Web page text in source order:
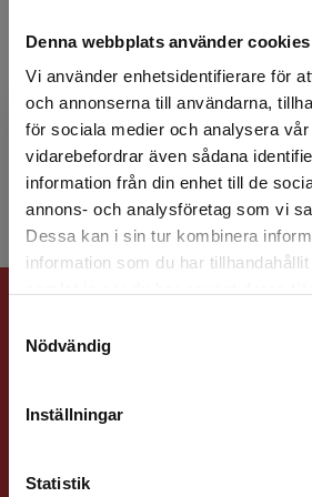
Denna webbplats använder cookies
Vi använder enhetsidentifierare för
och annonserna till användarna,
för sociala medier och analysera
vidarebefordrar även sådana
information från din enhet till de
annons- och analysföretag som vi
Dessa kan i sin tur kombinera
information som du har
Nödvändig
Inställningar
Statistik
Begränsad
Det verkar som att du besöker
studentlitteratur.se via en
Vi erbjuder inte leveranser
att kunna slutföra ett köp måste
Vanessa
Vanessa May är professor i
University of Manchester.